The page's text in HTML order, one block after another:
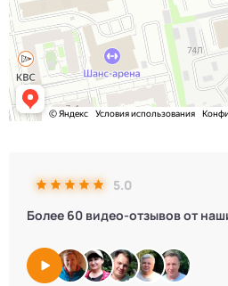
5.0
Более 60 видео-отзывов от